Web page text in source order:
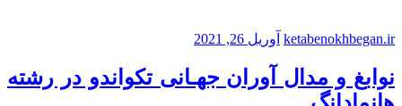
ketabenokhbegan.ir آوریل 26, 2021
نوابغ و مدال آوران جهـانی تکواندو در رشته